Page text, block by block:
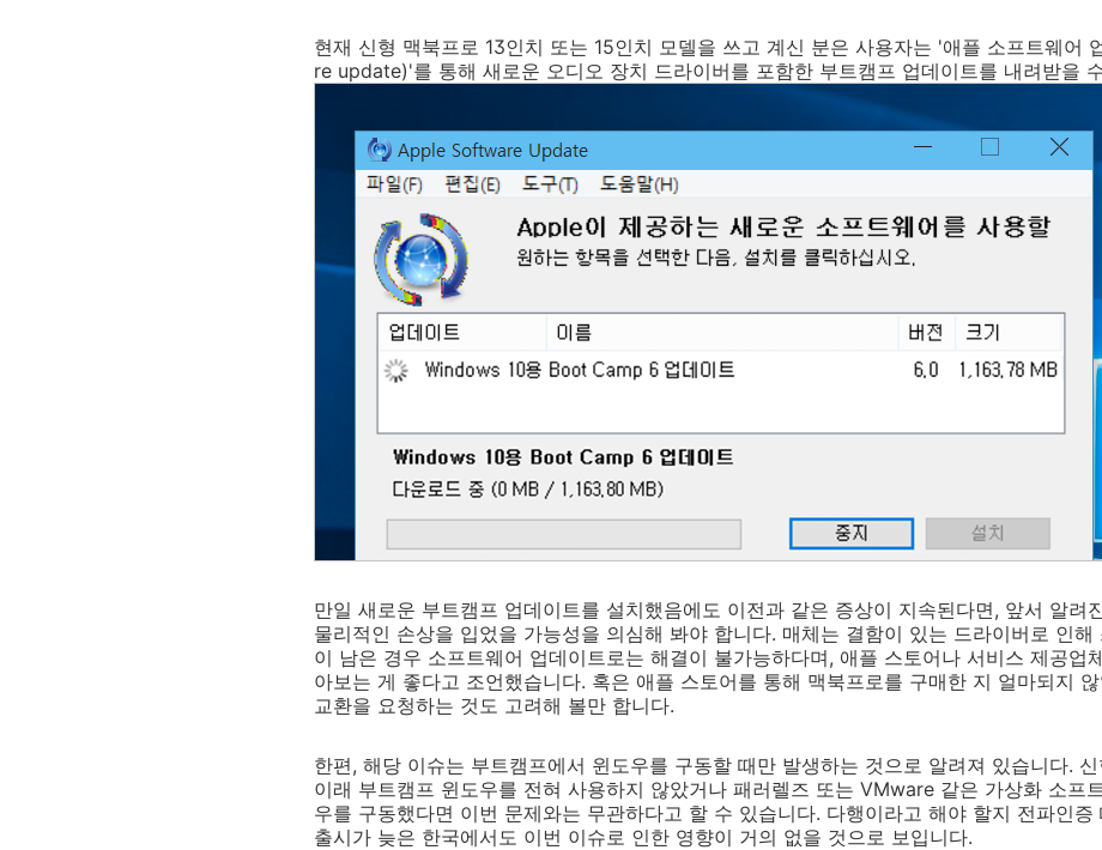
현재 신형 맥북프로 13인치 또는 15인치 모델을 쓰고 계신 분은 사용자는 '애플 소프트웨어
re update)'를 통해 새로운 오디오 장치 드라이버를 포함한 부트캠프 업데이트를 내려받을
만일 새로운 부트캠프 업데이트를 설치했음에도 이전과 같은 증상이 지속된다면, 앞서 알려
물리적인 손상을 입었을 가능성을 의심해 봐야 합니다. 매체는 결함이 있는 드라이버로 인
이 남은 경우 소프트웨어 업데이트로는 해결이 불가능하다며, 애플 스토어나 서비스 제공업
아보는 게 좋다고 조언했습니다. 혹은 애플 스토어를 통해 맥북프로를 구매한 지 얼마되지
교환을 요청하는 것도 고려해 볼만 합니다.
한편, 해당 이슈는 부트캠프에서 윈도우를 구동할 때만 발생하는 것으로 알려져 있습니다.
이래 부트캠프 윈도우를 전혀 사용하지 않았거나 패러렐즈 또는 VMware 같은 가상화 소프
우를 구동했다면 이번 문제와는 무관하다고 할 수 있습니다. 다행이라고 해야 할지 전파인증
출시가 늦은 한국에서도 이번 이슈로 인한 영향이 거의 없을 것으로 보입니다.